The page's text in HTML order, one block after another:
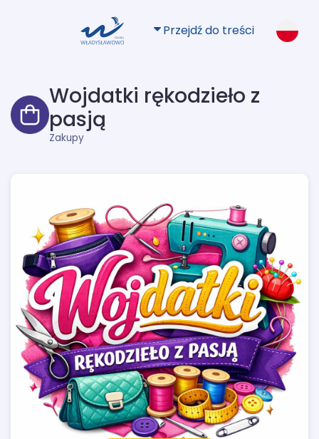
Przejdź do treści
Wojdatki rękodzieło z
pasją
Zakupy